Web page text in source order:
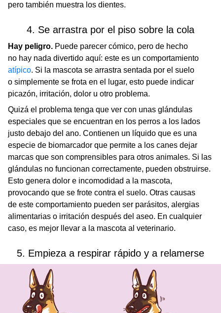
pero también muestra los dientes.
4. Se arrastra por el piso sobre la cola
Hay peligro. Puede parecer cómico, pero de hecho
no hay nada divertido aquí: este es un comportamiento
atípico. Si la mascota se arrastra sentada por el suelo
o simplemente se frota en el lugar, esto puede indicar
picazón, irritación, dolor u otro problema.
Quizá el problema tenga que ver con unas glándulas
especiales que se encuentran en los perros a los lados
justo debajo del ano. Contienen un líquido que es una
especie de biomarcador que permite a los canes dejar
marcas que son comprensibles para otros animales. Si las
glándulas no funcionan correctamente, pueden obstruirse.
Esto genera dolor e incomodidad a la mascota,
provocando que se frote contra el suelo. Otras causas
de este comportamiento pueden ser parásitos, alergias
alimentarias o irritación después del aseo. En cualquier
caso, es mejor llevar a la mascota al veterinario.
5. Empieza a respirar rápido y a relamerse